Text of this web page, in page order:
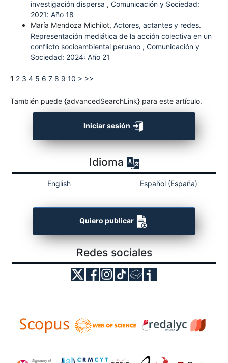
investigación dispersa , Comunicación y Sociedad:
2021: Año 18
María Mendoza Michilot, Actores, actantes y redes.
Representación mediática de la acción colectiva en un
conflicto socioambiental peruano , Comunicación y
Sociedad: 2024: Año 21
1 2 3 4 5 6 7 8 9 10 > >>
También puede {advancedSearchLink} para este artículo.
Iniciar sesión
Idioma
English Español (España)
Quiero publicar
Redes sociales